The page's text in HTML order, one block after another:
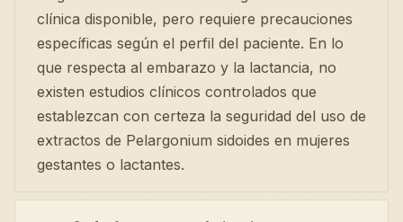
clínica disponible, pero requiere precauciones
específicas según el perfil del paciente. En lo
que respecta al embarazo y la lactancia, no
existen estudios clínicos controlados que
establezcan con certeza la seguridad del uso de
extractos de Pelargonium sidoides en mujeres
gestantes o lactantes.